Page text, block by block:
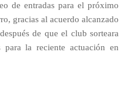
de entradas para el próximo
gracias al acuerdo alcanzado
de que el club sorteara
para la reciente actuación en